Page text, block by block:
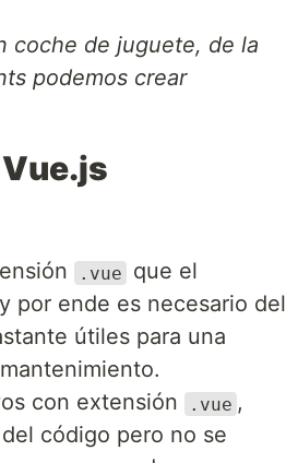
coche de juguete, de la
podemos crear
.vue
que el
por ende es necesario del
útiles para una
con extensión .vue ,
código pero no se